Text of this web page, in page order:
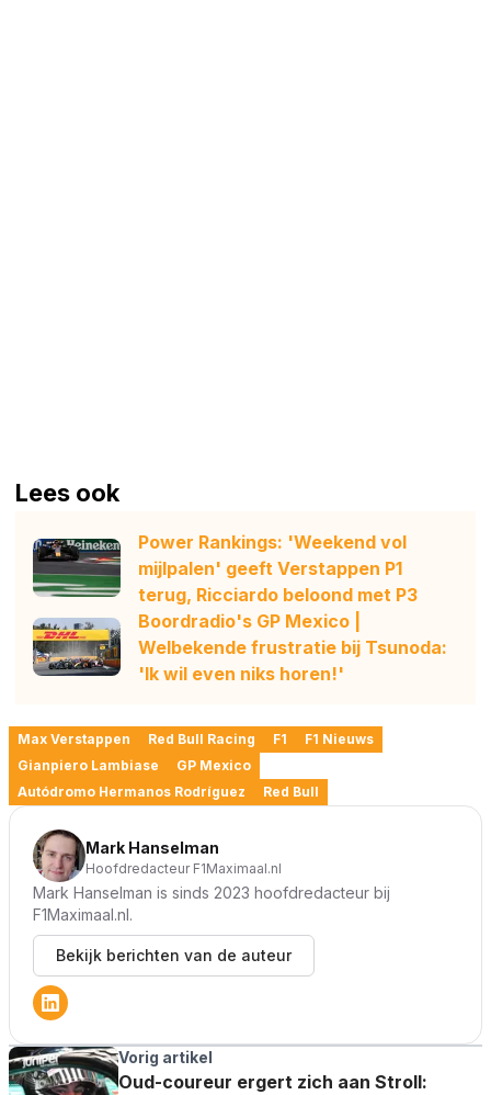
Lees ook
Power Rankings: 'Weekend vol
mijlpalen' geeft Verstappen P1
terug, Ricciardo beloond met P3
Boordradio's GP Mexico |
Welbekende frustratie bij Tsunoda:
'Ik wil even niks horen!'
Max Verstappen Red Bull Racing F1
F1 Nieuws
Gianpiero Lambiase
GP Mexico
Autódromo Hermanos Rodríguez
Red Bull
Mark Hanselman
Hoofdredacteur F1Maximaal.nl
Mark Hanselman is sinds 2023 hoofdredacteur bij
F1Maximaal.nl.
Bekijk berichten van de auteur
Vorig artikel
Oud-coureur ergert zich aan Stroll: